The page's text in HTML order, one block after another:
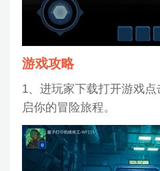
游戏攻略
1、进玩家下载打开游戏
启你的冒险旅程。